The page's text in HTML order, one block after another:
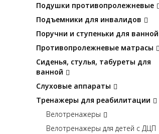
Подушки противопролежневые
Подъемники для инвалидов
Поручни и ступеньки для ванной
Противопролежневые матрасы
Сиденья, стулья, табуреты для
ванной
Слуховые аппараты
Тренажеры для реабилитации
Велотренажеры
Велотренажеры для детей с ДЦП